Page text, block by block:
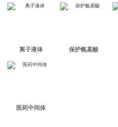
离子液体 保护氨基酸
医药中间体